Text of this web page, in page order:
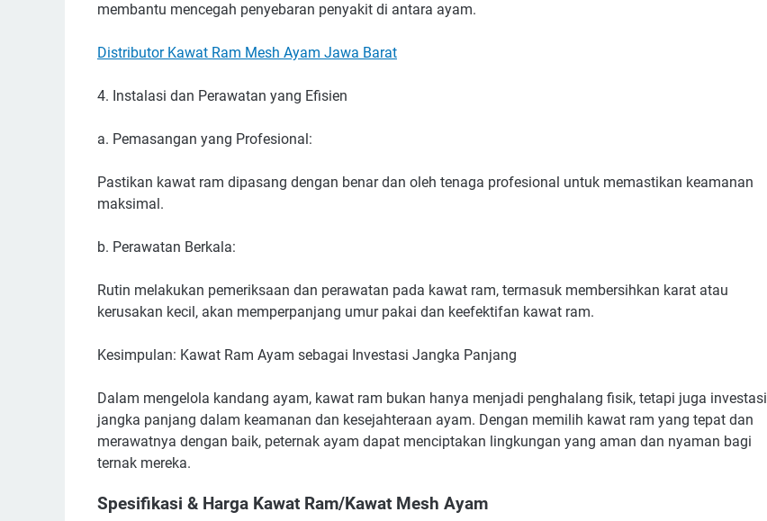
membantu mencegah penyebaran penyakit di antara ayam.
Distributor Kawat Ram Mesh Ayam Jawa Barat
4. Instalasi dan Perawatan yang Efisien
a. Pemasangan yang Profesional:
Pastikan kawat ram dipasang dengan benar dan oleh tenaga profesional untuk memastikan keamanan
maksimal.
b. Perawatan Berkala:
Rutin melakukan pemeriksaan dan perawatan pada kawat ram, termasuk membersihkan karat atau
kerusakan kecil, akan memperpanjang umur pakai dan keefektifan kawat ram.
Kesimpulan: Kawat Ram Ayam sebagai Investasi Jangka Panjang
Dalam mengelola kandang ayam, kawat ram bukan hanya menjadi penghalang fisik, tetapi juga investasi
jangka panjang dalam keamanan dan kesejahteraan ayam. Dengan memilih kawat ram yang tepat dan
merawatnya dengan baik, peternak ayam dapat menciptakan lingkungan yang aman dan nyaman bagi
ternak mereka.
Spesifikasi & Harga Kawat Ram/Kawat Mesh Ayam